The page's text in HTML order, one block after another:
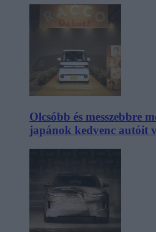
Olcsóbb és messzebbre
japánok kedvenc autóit